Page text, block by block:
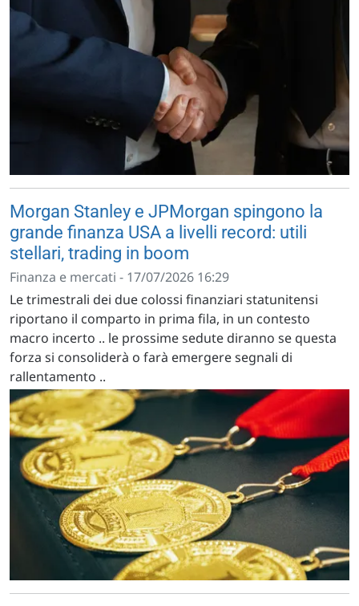
Morgan Stanley e JPMorgan spingono la
grande finanza USA a livelli record: utili
stellari, trading in boom
Finanza e mercati - 17/07/2026 16:29
Le trimestrali dei due colossi finanziari statunitensi
riportano il comparto in prima fila, in un contesto
macro incerto .. le prossime sedute diranno se questa
forza si consoliderà o farà emergere segnali di
rallentamento ..